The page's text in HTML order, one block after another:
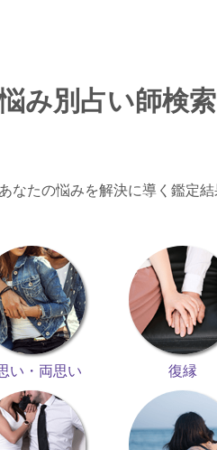
み別占い師検索
たの悩みを解決に導く鑑定結
い・両思い 復縁